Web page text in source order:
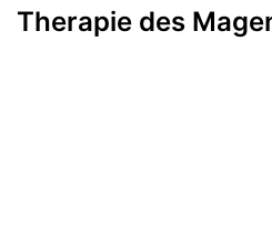
Therapie des